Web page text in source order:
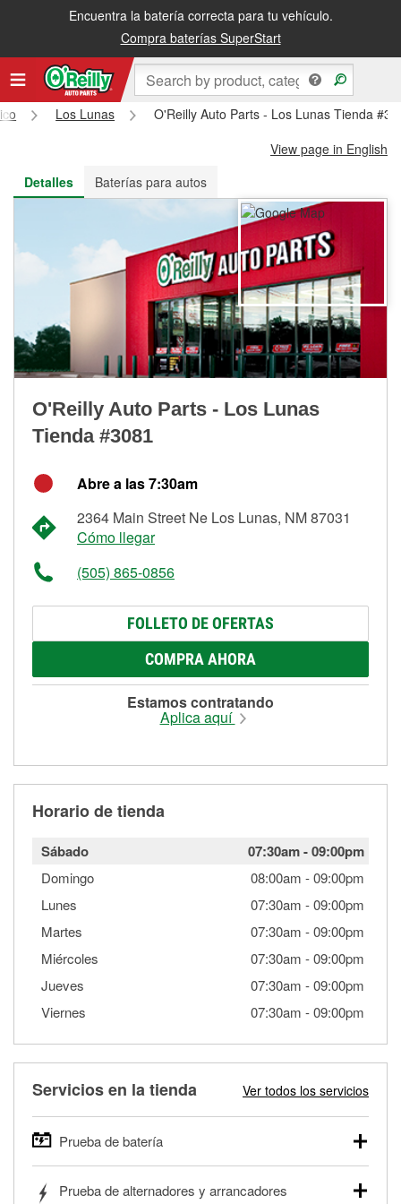
Encuentra la batería correcta para tu vehículo.
Compra baterías SuperStart
Recibe tu orden gratis al día siguiente o recógela en la tienda
Los Lunas
O'Reilly Auto Parts - Los Lunas Tienda
View page in English
Detalles
Baterías para autos
O'Reilly Auto Parts - Los Lunas
Tienda #3081
Abre a las 7:30am
2364 Main Street Ne Los Lunas, NM 87031
Cómo llegar
(505) 865-0856
FOLLETO DE OFERTAS
COMPRA AHORA
Estamos contratando
Aplica aquí
Horario de tienda
Sábado 07:30am-09:00pm
Domingo 08:00am -09:00pm
Lunes
07:30am -09:00pm
Martes
07:30am -09:00pm
Miércoles
07:30am -09:00pm
Jueves
07:30am -09:00pm
Viernes
07:30am -09:00pm
Servicios en la tienda Ver todos los servicios
Prueba de batería
autos, camionetas, SUVs, vehículos comerciales y
Prueba de alternadores y arrancadores